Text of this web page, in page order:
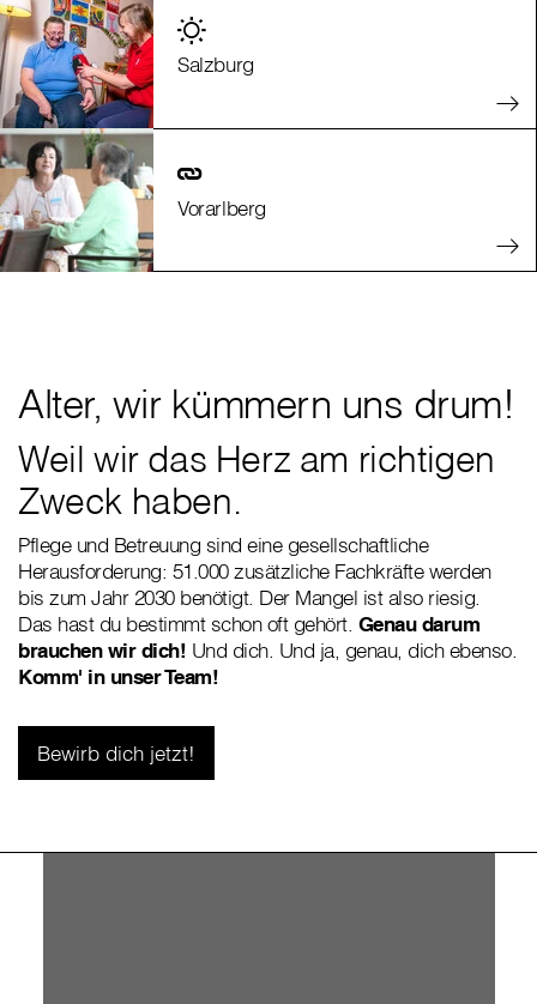
Salzburg
Vorarlberg
Alter, wir kümmern uns drum!
Weil wir das Herz am richtigen
Zweck haben.
Pflege und Betreuung sind eine gesellschaftliche
Herausforderung: 51.000 zusätzliche Fachkräfte werden
bis zum Jahr 2030 benötigt. Der Mangel ist also riesig.
Das hast du bestimmt schon oft gehört. Genau darum
brauchen wir dich! Und dich. Und ja, genau, dich ebenso.
Komm' in unser Team!
Bewirb dich jetzt!